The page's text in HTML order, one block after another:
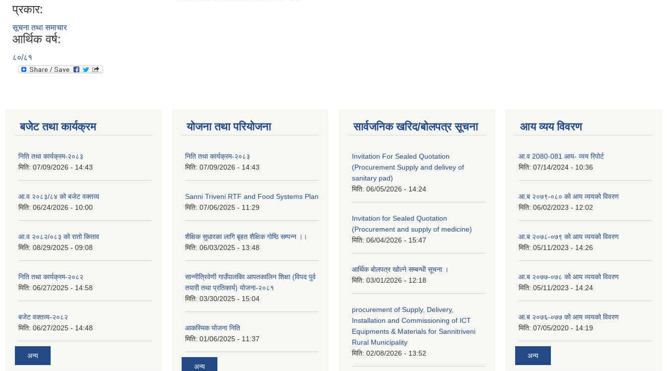
प्रकार:
सूचना तथा समाचार
आर्थिक वर्ष:
८०/८१
बजेट तथा कार्यक्रम
निति तथा कार्यक्रम-२०८३
मिति: 07/09/2026 - 14:43
आ.व २०८३/८४ को बजेट वक्तव्य
मिति: 06/24/2026 - 10:00
आ.व २०८२/०८३ को रातो किताव
मिति: 08/29/2025 - 09:08
निति तथा कार्यक्रम-२०८२
मिति: 06/27/2025 - 14:58
बजेट वक्तव्य-२०८२
मिति: 06/27/2025 - 14:48
अन्य
योजना तथा परियोजना
निति तथा कार्यक्रम-२०८३
मिति: 07/09/2026 - 14:43
Sanni Triveni RTF and Food Systems Plan
मिति: 07/06/2025 - 11:29
शैक्षिक सुधारका लागि बृहत शैक्षिक गोष्ठि सम्पन्न ।।
मिति: 06/03/2025 - 13:48
सान्नीत्रिवेणी गाउँपालकिा आपतकालिन शिक्षा (विपद पुर्व
तयारी तथा प्रतिकार्य) योजना-२०८१
मिति: 03/30/2025 - 15:04
आकस्मिक योजना निति
मिति: 01/06/2025 - 11:37
अन्य
सार्वजनिक खरिद/बोलपत्र सूचना
Invitation For Sealed Quotation
(Procurement Supply and delivey of
sanitary pad)
मिति: 06/05/2026 - 14:24
Invitation for Sealed Quotation
(Procurement and supply of medicine)
मिति: 06/04/2026 - 15:47
आर्थिक बोलपत्र खोल्ने सम्बन्धी सूचना ।
मिति: 03/01/2026 - 12:18
procurement of Supply, Delivery,
Installation and Commissioning of ICT
Equipments & Materials for Sannitriveni
Rural Municipality
मिति: 02/08/2026 - 13:52
आय व्यय विवरण
आ.व 2080-081 आय- व्यय रिपोर्ट
मिति: 07/14/2024 - 10:36
आ.ब २०७९-०८० को आय व्ययको विवरण
मिति: 06/02/2023 - 12:02
आ.ब २०७८-०७९ को आय व्ययको विवरण
मिति: 05/11/2023 - 14:26
आ.ब २०७७-०७८ को आय व्ययको विवरण
मिति: 05/11/2023 - 14:24
आ.ब २०७६-०७७ को आय व्ययको विवरण
मिति: 07/05/2020 - 14:19
अन्य